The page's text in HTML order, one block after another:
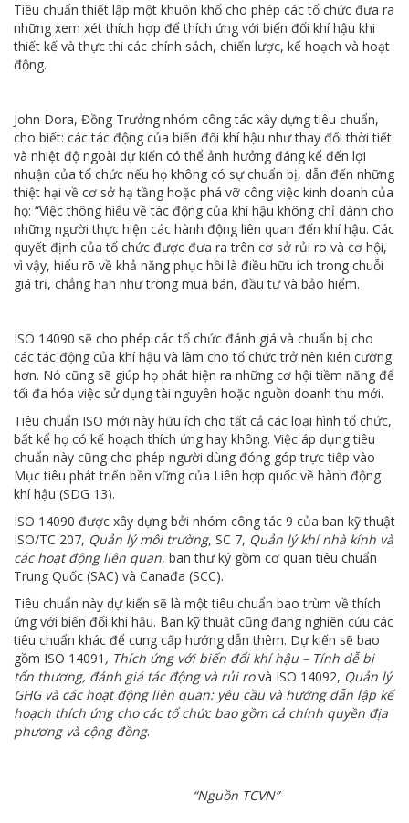
Tiêu chuẩn thiết lập một khuôn khổ cho phép các tổ chức đưa ra
những xem xét thích hợp để thích ứng với biến đổi khí hậu khi
thiết kế và thực thi các chính sách, chiến lược, kế hoạch và hoạt
động.
John Dora, Đồng Trưởng nhóm công tác xây dựng tiêu chuẩn,
cho biết: các tác động của biến đổi khí hậu như thay đổi thời tiết
và nhiệt độ ngoài dự kiến có thể ảnh hưởng đáng kể đến lợi
nhuận của tổ chức nếu họ không có sự chuẩn bị, dẫn đến những
thiệt hại về cơ sở hạ tầng hoặc phá vỡ công việc kinh doanh của
họ: “Việc thông hiểu về tác động của khí hậu không chỉ dành cho
những người thực hiện các hành động liên quan đến khí hậu. Các
quyết định của tổ chức được đưa ra trên cơ sở rủi ro và cơ hội,
vì vậy, hiểu rõ về khả năng phục hồi là điều hữu ích trong chuỗi
giá trị, chẳng hạn như trong mua bán, đầu tư và bảo hiểm.
ISO 14090 sẽ cho phép các tổ chức đánh giá và chuẩn bị cho
các tác động của khí hậu và làm cho tổ chức trở nên kiên cường
hơn. Nó cũng sẽ giúp họ phát hiện ra những cơ hội tiềm năng để
tối đa hóa việc sử dụng tài nguyên hoặc nguồn doanh thu mới.
Tiêu chuẩn ISO mới này hữu ích cho tất cả các loại hình tổ chức,
bất kể họ có kế hoạch thích ứng hay không. Việc áp dụng tiêu
chuẩn này cũng cho phép người dùng đóng góp trực tiếp vào
Mục tiêu phát triển bền vững của Liên hợp quốc về hành động
khí hậu (SDG 13).
ISO 14090 được xây dựng bởi nhóm công tác 9 của ban kỹ thuật
ISO/TC 207, Quản lý môi trường, SC 7, Quản lý khí nhà kính và
các hoạt động liên quan, ban thư ký gồm cơ quan tiêu chuẩn
Trung Quốc (SAC) và Canađa (SCC).
Tiêu chuẩn này dự kiến sẽ là một tiêu chuẩn bao trùm về thích
ứng với biến đổi khí hậu. Ban kỹ thuật cũng đang nghiên cứu các
tiêu chuẩn khác để cung cấp hướng dẫn thêm. Dự kiến sẽ bao
gồm ISO 14091 , Thích ứng với biến đổi khí hậu – Tính dễ bị
tổn thương, đánh giá tác động và rủi rovà ISO 14092, Quản lý
GHG và các hoạt động liên quan: yêu cầu và hướng dẫn lập kế
hoạch thích ứng cho các tổ chức bao gồm cả chính quyền địa
phương và cộng đồng.
“Nguồn TCVN”